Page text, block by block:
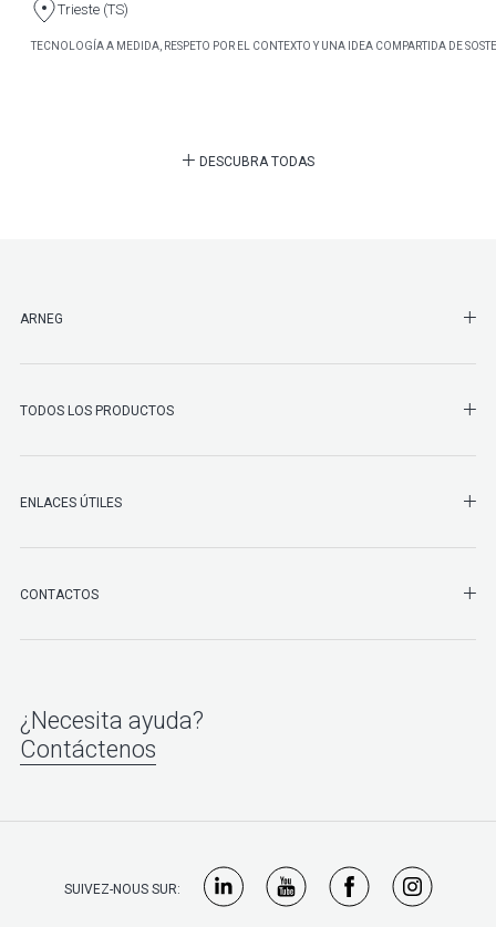
Trieste (TS)
TECNOLOGÍA A MEDIDA, RESPETO POR EL CONTEXTO Y UNA IDEA COMPARTIDA DE
DESCUBRA TODAS
ARNEG
TODOS LOS PRODUCTOS
ENLACES ÚTILES
CONTACTOS
¿Necesita ayuda?
Contáctenos
SUIVEZ-NOUS SUR: